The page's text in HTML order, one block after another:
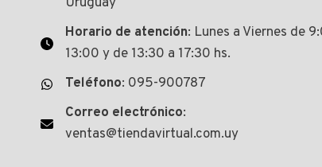
Horario de atención: Lunes a Viernes de
13:00 y de 13:30 a 17:30 hs.
Teléfono: 095-900787
Correo electrónico:
ventas@tiendavirtual.com.uy